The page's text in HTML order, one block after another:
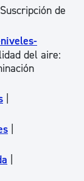
Suscripción de
del aire: